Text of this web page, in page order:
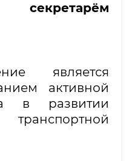
является
активной
в развитии